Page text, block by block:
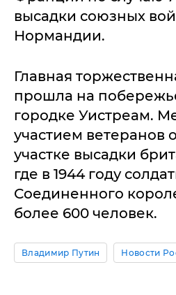
высадки союзных
Нормандии.
Главная
прошла на
городке Уистреам.
участием ветеранов
участке высадки
где в 1944 году
Соединенного
более 600 человек.
Владимир Путин Новости